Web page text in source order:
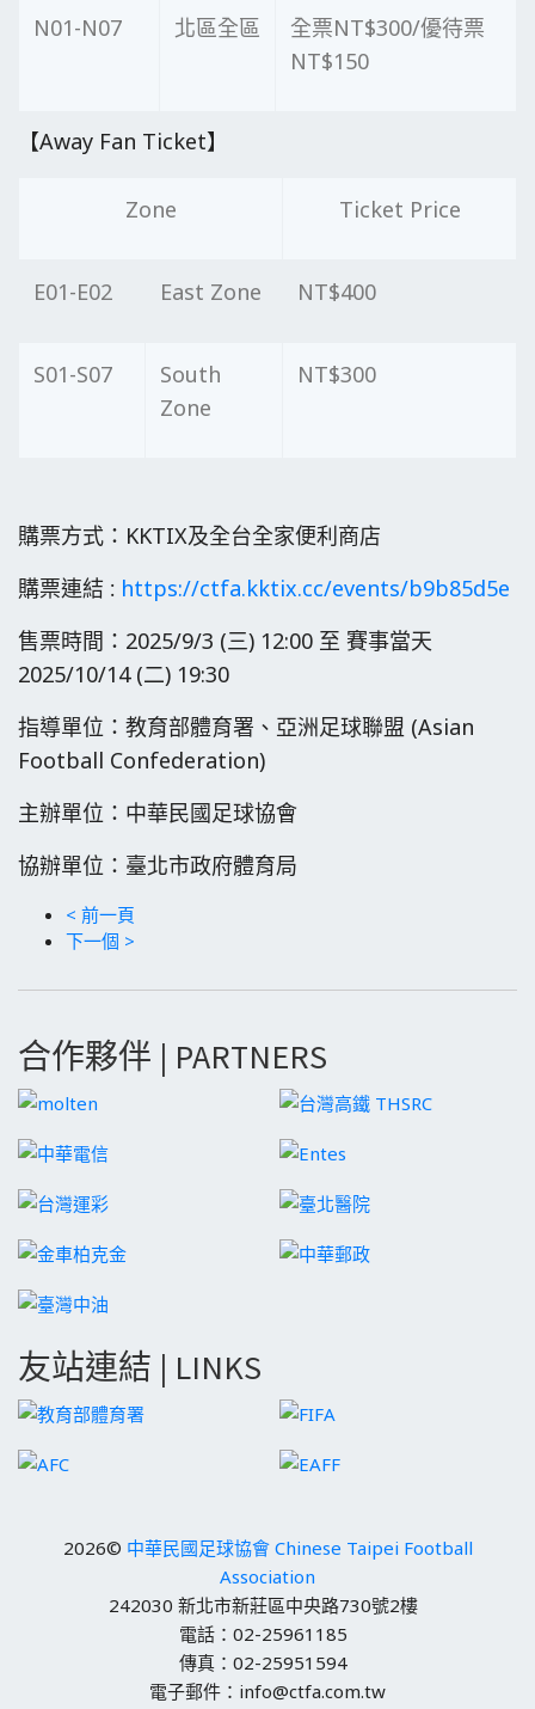
N01-N07 北區全區
全票NT$300/優待票
NT$150
【Away Fan Ticket】
Zone Ticket Price
E01-E02 East Zone NT$400
S01-S07
South
Zone
NT$300
購票方式：KKTIX及全台全家便利商店
購票連結 ： https://ctfa.kktix.cc/events/b9b85d5e
售票時間：2025/9/3 (三) 12:00 至 賽事當天
2025/10/14 (二) 19:30
指導單位：教育部體育署、亞洲足球聯盟 (Asian
Football Confederation)
主辦單位：中華民國足球協會
協辦單位：臺北市政府體育局
< 前一頁
下一個 >
合作夥伴 | PARTNERS
友站連結 | LINKS
2026© 中華民國足球協會 Chinese Taipei Football
Association
242030 新北市新莊區中央路730號2樓
電話：02-25961185
傳真：02-25951594
電子郵件：info@ctfa.com.tw